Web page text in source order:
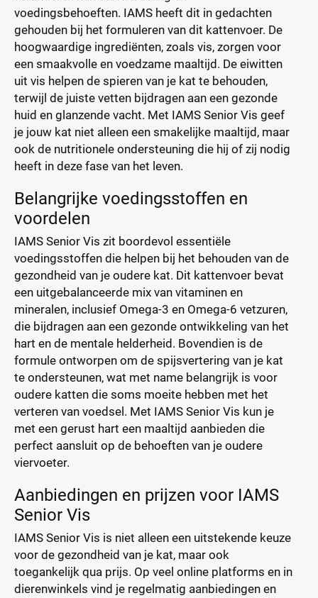
voedingsbehoeften. IAMS heeft dit in gedachten
gehouden bij het formuleren van dit kattenvoer. De
hoogwaardige ingrediënten, zoals vis, zorgen voor
een smaakvolle en voedzame maaltijd. De eiwitten
uit vis helpen de spieren van je kat te behouden,
terwijl de juiste vetten bijdragen aan een gezonde
huid en glanzende vacht. Met IAMS Senior Vis geef
je jouw kat niet alleen een smakelijke maaltijd, maar
ook de nutritionele ondersteuning die hij of zij nodig
heeft in deze fase van het leven.
Belangrijke voedingsstoffen en
voordelen
IAMS Senior Vis zit boordevol essentiële
voedingsstoffen die helpen bij het behouden van de
gezondheid van je oudere kat. Dit kattenvoer bevat
een uitgebalanceerde mix van vitaminen en
mineralen, inclusief Omega-3 en Omega-6 vetzuren,
die bijdragen aan een gezonde ontwikkeling van het
hart en de mentale helderheid. Bovendien is de
formule ontworpen om de spijsvertering van je kat
te ondersteunen, wat met name belangrijk is voor
oudere katten die soms moeite hebben met het
verteren van voedsel. Met IAMS Senior Vis kun je
met een gerust hart een maaltijd aanbieden die
perfect aansluit op de behoeften van je oudere
viervoeter.
Aanbiedingen en prijzen voor IAMS
Senior Vis
IAMS Senior Vis is niet alleen een uitstekende keuze
voor de gezondheid van je kat, maar ook
toegankelijk qua prijs. Op veel online platforms en in
dierenwinkels vind je regelmatig aanbiedingen en